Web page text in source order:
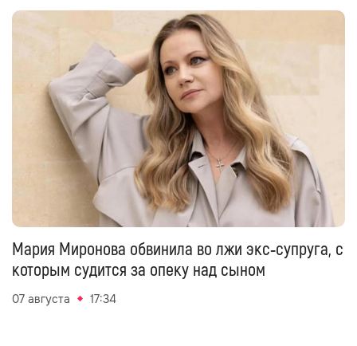
Мария Миронова обвинила во лжи экс‑супруга, с
которым судится за опеку над сыном
07 августа 17:34